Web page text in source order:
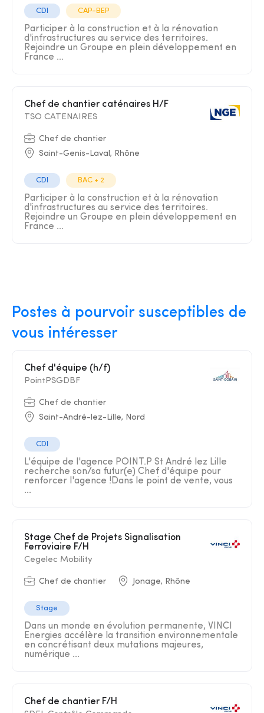
CDI CAP-BEP
Participer à la construction et à la rénovation
d'infrastructures au service des territoires.
Rejoindre un Groupe en plein développement en
France ...
Chef de chantier caténaires H/F
TSO CATENAIRES
Chef de chantier
Saint-Genis-Laval, Rhône
CDI BAC + 2
Participer à la construction et à la rénovation
d'infrastructures au service des territoires.
Rejoindre un Groupe en plein développement en
France ...
Postes à pourvoir susceptibles de
vous intéresser
Chef d'équipe (h/f)
PointPSGDBF
Chef de chantier
Saint-André-lez-Lille, Nord
CDI
L'équipe de l'agence POINT.P St André lez Lille
recherche son/sa futur(e) Chef d'équipe pour
renforcer l'agence !Dans le point de vente, vous
...
Stage Chef de Projets Signalisation
Ferroviaire F/H
Cegelec Mobility
Chef de chantier Jonage, Rhône
Stage
Dans un monde en évolution permanente, VINCI
Energies accélère la transition environnementale
en concrétisant deux mutations majeures,
numérique ...
Chef de chantier F/H